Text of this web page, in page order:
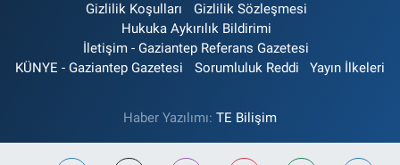
Gizlilik Koşulları
Gizlilik Sözleşmesi
Hukuka Aykırılık Bildirimi
İletişim - Gaziantep Referans Gazetesi
KÜNYE - Gaziantep Gazetesi
Sorumluluk Reddi Yayın İlkeleri
Haber Yazılımı: TE Bilişim